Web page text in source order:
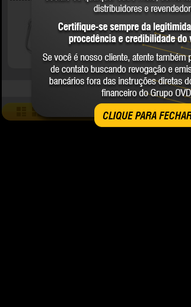
CLIQUE PARA FECHAR
VONDER